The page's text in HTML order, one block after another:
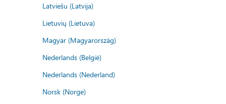
Latviešu (Latvija)
Lietuvių (Lietuva)
Magyar (Magyarország)
Nederlands (België)
Nederlands (Nederland)
Norsk (Norge)